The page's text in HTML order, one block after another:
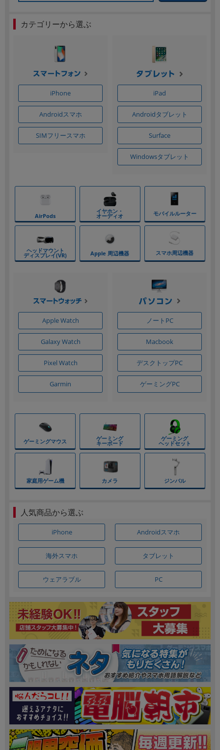
カテゴリーから選ぶ
iPhone
Androidスマホ
SIMフリースマホ
iPad
Androidタブレット
Surface
Windowsタブレット
Apple Watch
Galaxy Watch
Pixel Watch
Garmin
ノートPC
Macbook
デスクトップPC
ゲーミングPC
人気商品から選ぶ
iPhone Androidスマホ
海外スマホ タブレット
ウェアラブル PC
CPU
メモリ
容量
~
円 ～ 円
月 から
年 月 まで
ただし機能別のみ「and検索」となります。